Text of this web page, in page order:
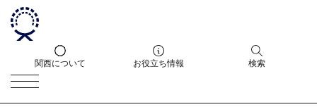
関西について お役立ち情報 検索